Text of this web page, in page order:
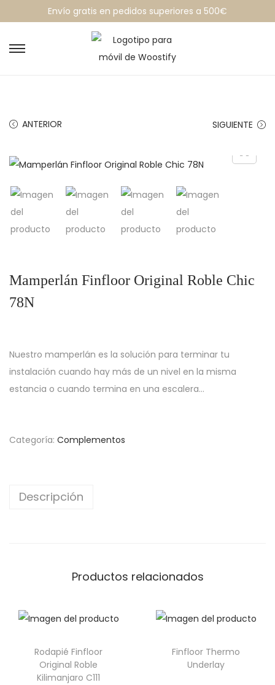
Envío gratis en pedidos superiores a 500€
ANTERIOR SIGUIENTE
Mamperlán Finfloor Original Roble Chic
78N
Nuestro mamperlán es la solución para terminar tu
instalación cuando hay más de un nivel en la misma
estancia o cuando termina en una escalera…
Categoría: Complementos
Descripción
Productos relacionados
Rodapié Finfloor
Original Roble
Kilimanjaro C111
Finfloor Thermo
Underlay